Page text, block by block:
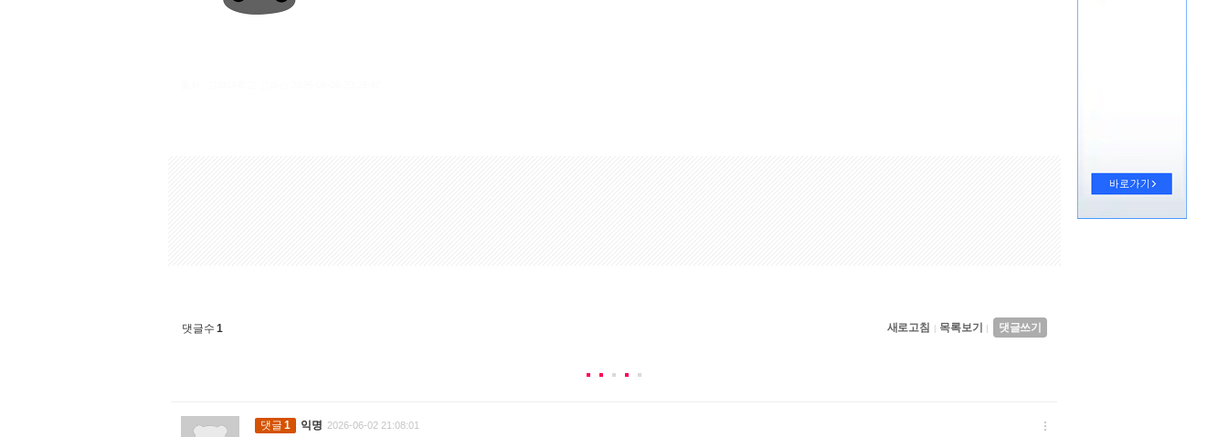
댓글수1 새로고침 | 목록보기 | 댓글쓰기
댓글1 익명 2026-06-02 21:08:01 